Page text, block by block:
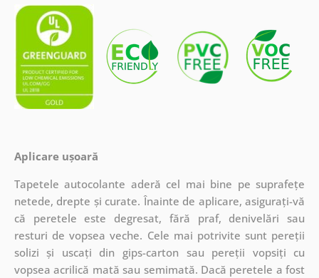
Aplicare ușoară
Tapetele autocolante aderă cel mai bine pe suprafețe
netede, drepte și curate. Înainte de aplicare, asigurați-vă
că peretele este degresat, fără praf, denivelări sau
resturi de vopsea veche. Cele mai potrivite sunt pereții
solizi și uscați din gips-carton sau pereții vopsiți cu
vopsea acrilică mată sau semimată. Dacă peretele a fost